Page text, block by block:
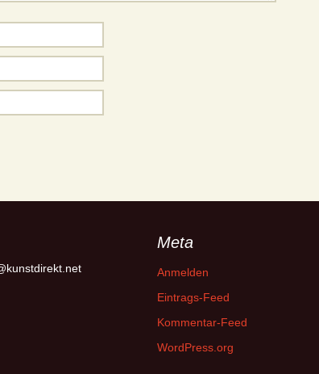
Meta
Anmelden
Eintrags-Feed
Kommentar-Feed
WordPress.org